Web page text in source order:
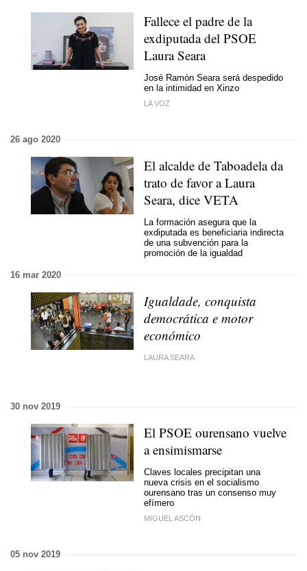
Fallece el padre de la
exdiputada del PSOE
Laura Seara
José Ramón Seara será despedido
en la intimidad en Xinzo
LA VOZ
26 ago 2020
El alcalde de Taboadela da
trato de favor a Laura
Seara, dice VETA
La formación asegura que la
exdiputada es beneficiaria indirecta
de una subvención para la
promoción de la igualdad
16 mar 2020
Igualdade, conquista
democrática e motor
económico
LAURA SEARA
30 nov 2019
El PSOE ourensano vuelve
a ensimismarse
Claves locales precipitan una
nueva crisis en el socialismo
ourensano tras un consenso muy
efímero
MIGUEL ASCÓN
05 nov 2019